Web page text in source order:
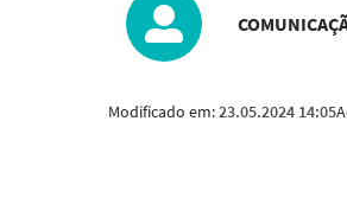
Modificado em:23.05.2024 14:05